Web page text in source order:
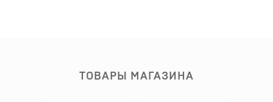
ТОВАРЫ МАГАЗИНА